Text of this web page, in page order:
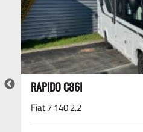
RAPIDO C86I
Fiat 7 140 2.2